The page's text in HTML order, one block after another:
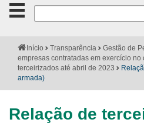
Botão
de
clique
para
abrir
o
menu
Notícias
Jurisprudência
Você
está
aqui:
Início Transparência Gestão de
empresas contratadas em exercício no
terceirizados até abril de 2023
armada)
Relação de